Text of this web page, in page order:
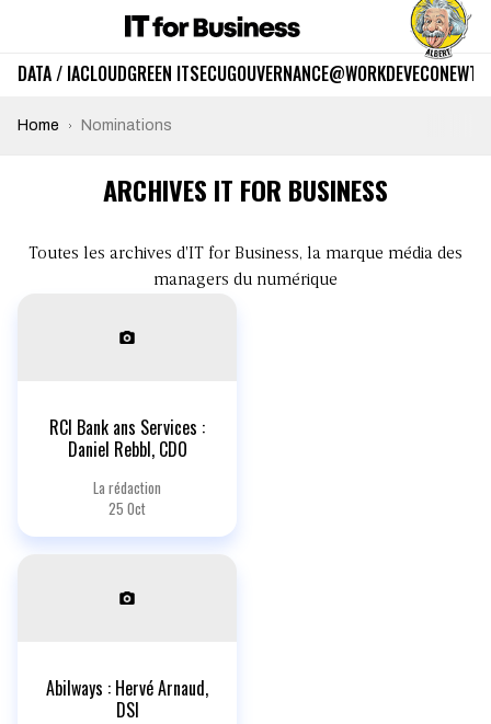
DATA / IACLOUDGREEN ITSECUGOUVERNANCE@WORKDEVECO
Home Nominations
ARCHIVES IT FOR BUSINESS
Toutes les archives d'IT for Business, la marque média des
managers du numérique
RCI Bank ans Services :
Daniel Rebbl, CDO
La rédaction
25 Oct
Abilways : Hervé Arnaud,
DSI